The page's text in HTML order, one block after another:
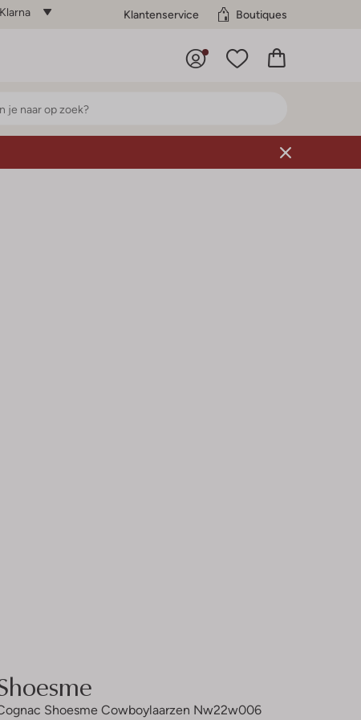
Klantenservice Boutiques
Shoesme Cowboylaarzen Nw22w006